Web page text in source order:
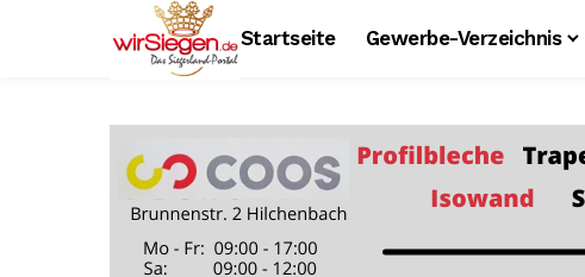
Startseite Gewerbe-Verzeichnis